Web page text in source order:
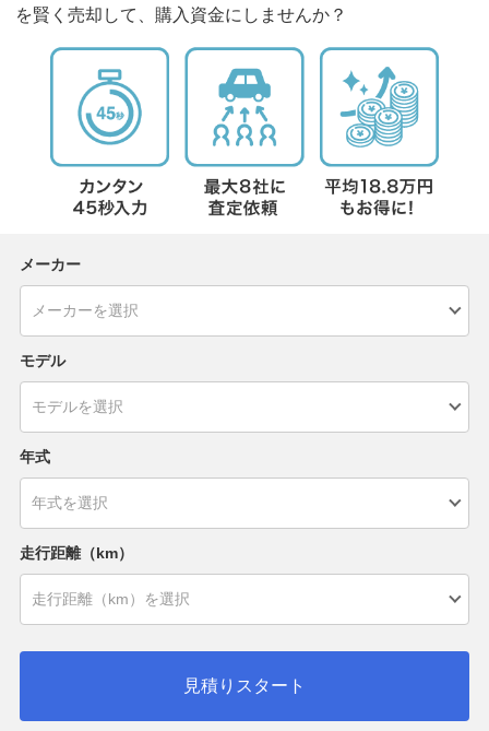
を賢く売却して、購入資金にしませんか？
メーカー
モデル
年式
走行距離（km）
見積りスタート